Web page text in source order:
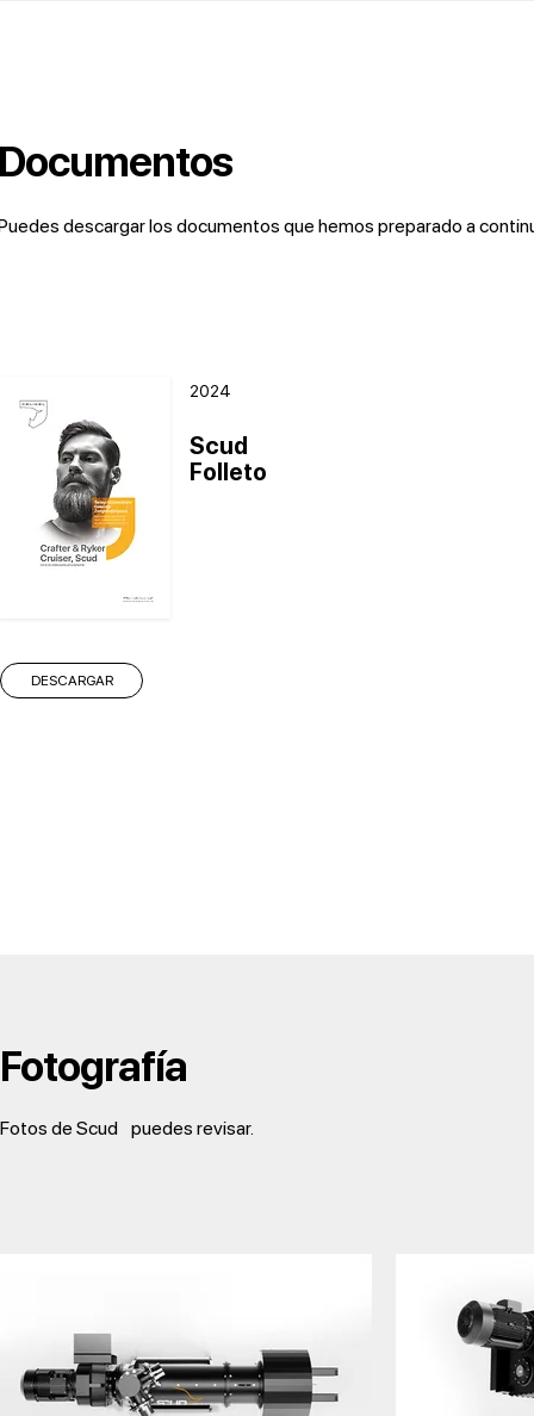
descargar los documentos que hemos preparado a
2024
Scud
Folleto
DESCARGAR
Fotografía
Fotos de Scud puedes revisar.